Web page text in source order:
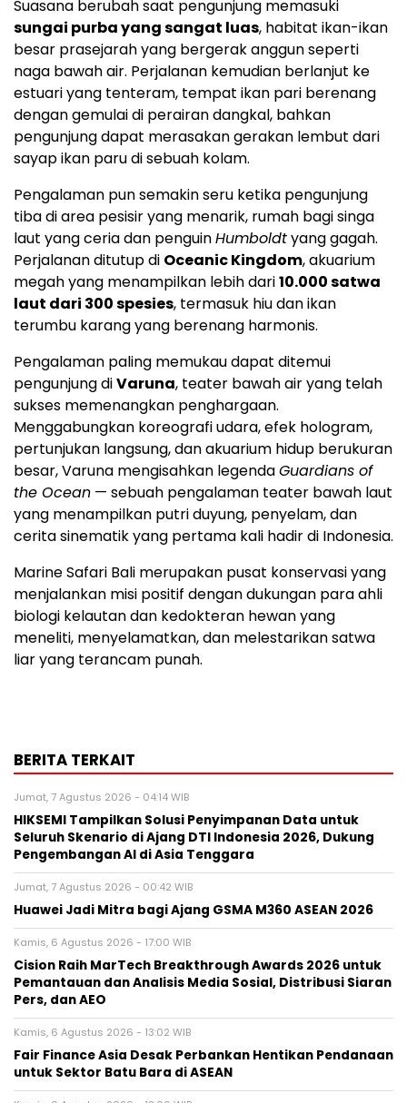
Suasana berubah saat pengunjung memasuki
sungai purba yang sangat luas, habitat ikan-ikan
besar prasejarah yang bergerak anggun seperti
naga bawah air. Perjalanan kemudian berlanjut ke
estuari yang tenteram, tempat ikan pari berenang
dengan gemulai di perairan dangkal, bahkan
pengunjung dapat merasakan gerakan lembut dari
sayap ikan paru di sebuah kolam.
Pengalaman pun semakin seru ketika pengunjung
tiba di area pesisir yang menarik, rumah bagi singa
laut yang ceria dan penguinHumboldtyang gagah.
Perjalanan ditutup di Oceanic Kingdom, akuarium
megah yang menampilkan lebih dari10.000 satwa
laut dari 300 spesies, termasuk hiu dan ikan
terumbu karang yang berenang harmonis.
Pengalaman paling memukau dapat ditemui
pengunjung diVaruna, teater bawah air yang telah
sukses memenangkan penghargaan.
Menggabungkan koreografi udara, efek hologram,
pertunjukan langsung, dan akuarium hidup berukuran
besar, Varuna mengisahkan legendaGuardians of
the Ocean — sebuah pengalaman teater bawah laut
yang menampilkan putri duyung, penyelam, dan
cerita sinematik yang pertama kali hadir di Indonesia.
Marine Safari Bali merupakan pusat konservasi yang
menjalankan misi positif dengan dukungan para ahli
biologi kelautan dan kedokteran hewan yang
meneliti, menyelamatkan, dan melestarikan satwa
liar yang terancam punah.
BERITA TERKAIT
Jumat, 7 Agustus 2026 - 04:14 WIB
HIKSEMI Tampilkan Solusi Penyimpanan Data untuk
Seluruh Skenario di Ajang DTI Indonesia 2026, Dukung
Pengembangan AI di Asia Tenggara
Jumat, 7 Agustus 2026 - 00:42 WIB
Huawei Jadi Mitra bagi Ajang GSMA M360 ASEAN 2026
Kamis, 6 Agustus 2026 - 17:00 WIB
Cision Raih MarTech Breakthrough Awards 2026 untuk
Pemantauan dan Analisis Media Sosial, Distribusi Siaran
Pers, dan AEO
Kamis, 6 Agustus 2026 - 13:02 WIB
Fair Finance Asia Desak Perbankan Hentikan Pendanaan
untuk Sektor Batu Bara di ASEAN